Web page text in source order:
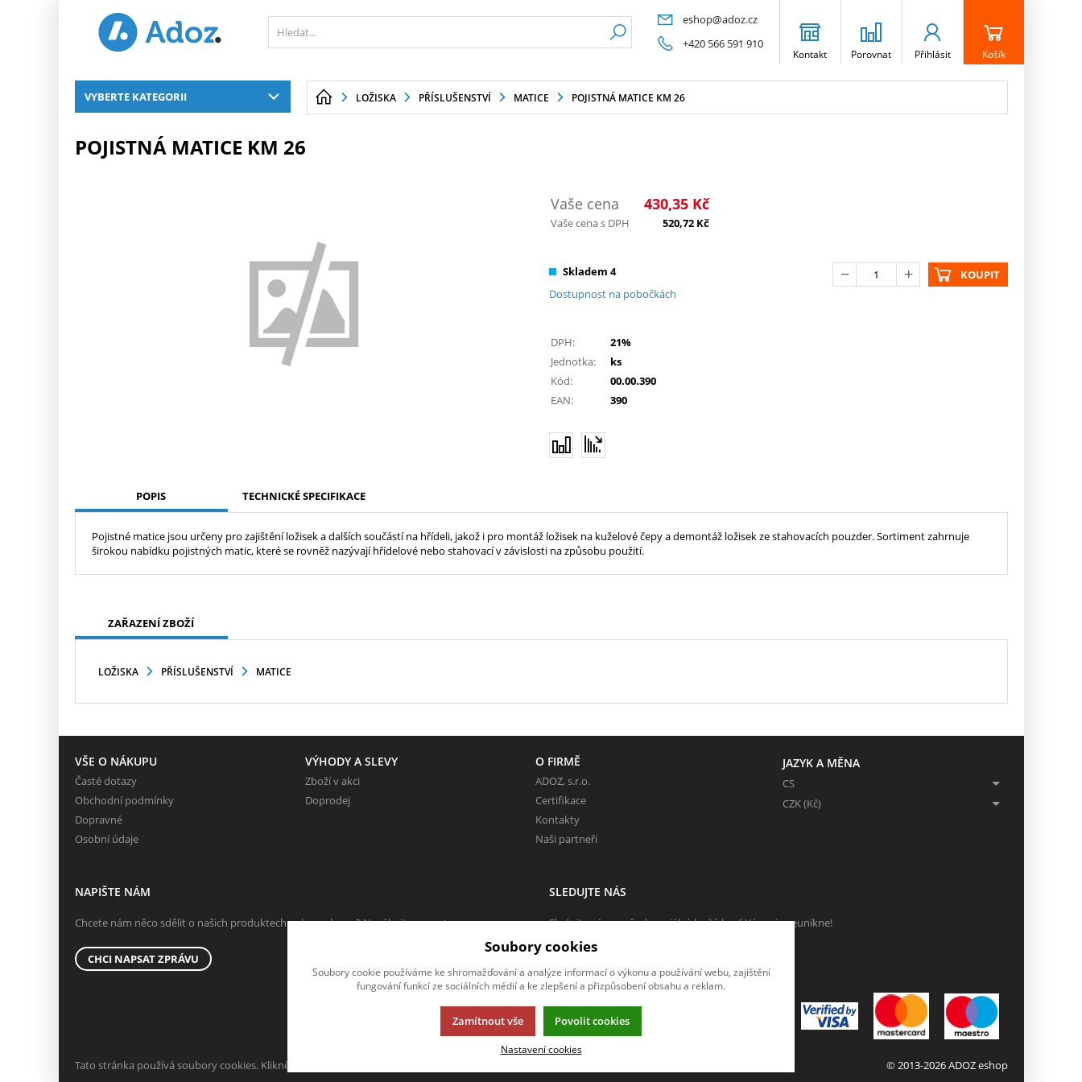
eshop@adoz.cz
+420 566 591 910
Kontakt Porovnat Přihlásit Košík
VYBERTE KATEGORII LOŽISKA PŘÍSLUŠENSTVÍ MATICE POJISTNÁ MATICE KM 26
POJISTNÁ MATICE KM 26
Vaše cena 430,35 Kč
Vaše cena s DPH 520,72 Kč
Skladem 4
Dostupnost na pobočkách
KOUPIT
DPH:
21%
Jednotka:
ks
Kód:
00.00.390
EAN:
390
POPIS TECHNICKÉ SPECIFIKACE
Pojistné matice jsou určeny pro zajištění ložisek a dalších součástí na hřídeli, jakož i pro montáž ložisek na kuželové čepy a demontáž ložisek ze stahovacích pouzder. Sortiment zahrnuje
širokou nabídku pojistných matic, které se rovněž nazývají hřídelové nebo stahovací v závislosti na způsobu použití.
ZAŘAZENÍ ZBOŽÍ
LOŽISKA PŘÍSLUŠENSTVÍ MATICE
VŠE O NÁKUPU
Časté dotazy
Obchodní podmínky
Dopravné
Osobní údaje
VÝHODY A SLEVY
Zboží v akci
Doprodej
O FIRMĚ
ADOZ, s.r.o.
Certifikace
Kontakty
Naši partneři
JAZYK A MĚNA
CS
CZK (Kč)
NAPIŠTE NÁM
Chcete nám něco sdělit o našich produktech nebo e-shopu? Neváhejte napsat.
CHCI NAPSAT ZPRÁVU
SLEDUJTE NÁS
Sledujte nás na všech sociálních sítích, ať Vám nic neunikne!
Tato stránka používá soubory cookies. Klikněte pro více informací. © 2013-2026 ADOZ eshop
Soubory cookies
Soubory cookie používáme ke shromažďování a analýze informací o výkonu a používání webu, zajištění
fungování funkcí ze sociálních médií a ke zlepšení a přizpůsobení obsahu a reklam.
Zamítnout vše Povolit cookies
Nastavení cookies